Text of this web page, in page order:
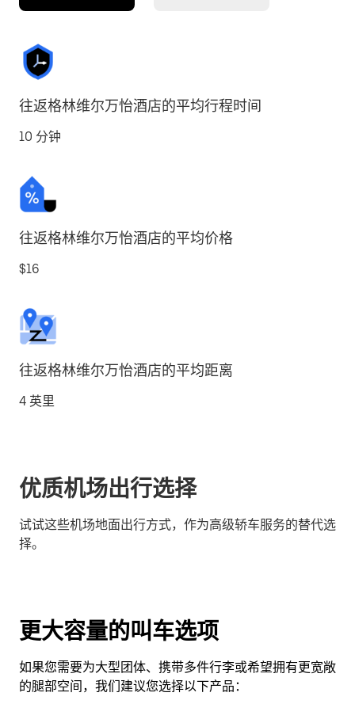
往返格林维尔万怡酒店的平均行程时间
10 分钟
往返格林维尔万怡酒店的平均价格
$16
往返格林维尔万怡酒店的平均距离
4 英里
优质机场出行选择
试试这些机场地面出行方式，作为高级轿车服务的替代选
择。
更大容量的叫车选项
如果您需要为大型团体、携带多件行李或希望拥有更宽敞
的腿部空间，我们建议您选择以下产品：